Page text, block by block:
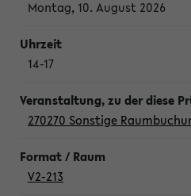
Montag, 10. August 2026
14-17
270270 Sonstige
V2-213